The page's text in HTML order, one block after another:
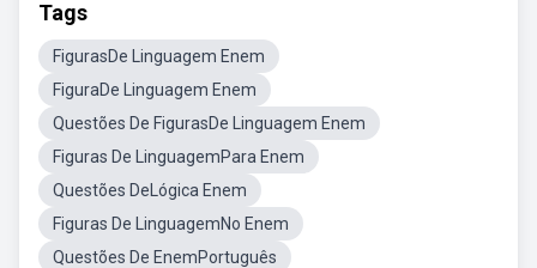
Tags
FigurasDe Linguagem Enem
FiguraDe Linguagem Enem
Questões De FigurasDe Linguagem Enem
Figuras De LinguagemPara Enem
Questões DeLógica Enem
Figuras De LinguagemNo Enem
Questões De EnemPortuguês